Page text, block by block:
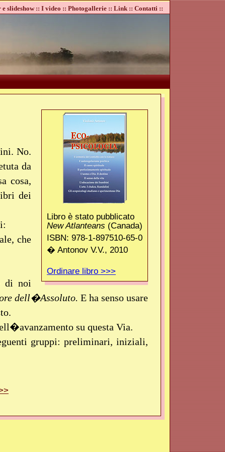
e slideshow :: I video :: Photogallerie :: Link :: Contatti ::
Libro è stato pubblicato
New Atlanteans (Canada)
ISBN: 978-1-897510-65-0
� Antonov V.V., 2010
Ordinare libro >>>
No.
da
cosa,
dei
che
di noi
dell�Assoluto. E ha senso usare
su questa Via.
gruppi: preliminari, iniziali,